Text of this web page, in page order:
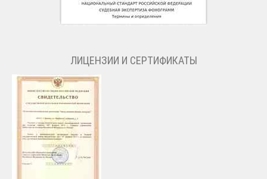
ЛИЦЕНЗИИ И СЕРТИФИКАТЫ